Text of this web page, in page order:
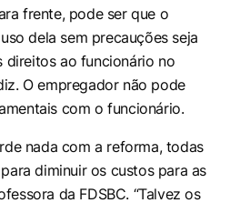
frente, pode ser que o
dela sem precauções seja
direitos ao funcionário no
O empregador não pode
com o funcionário.
nada com a reforma, todas
diminuir os custos para as
da FDSBC. “Talvez os